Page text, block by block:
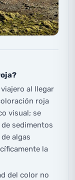
al llegar
roja
visual; se
sedimentos
algas
la
del color no